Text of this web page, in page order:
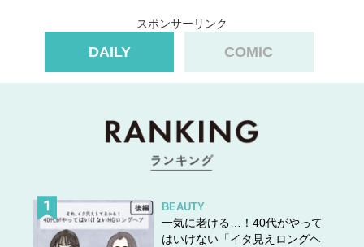
スポンサーリンク
DAILY COMIC
BEAUTY
一気に老ける…！40代がやって
はいけない「イタ見えロングヘ